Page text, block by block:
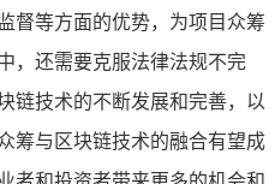
督等方面的优势，为项目众筹
，还需要克服法律法规不完
链技术的不断发展和完善，以
筹与区块链技术的融合有望成